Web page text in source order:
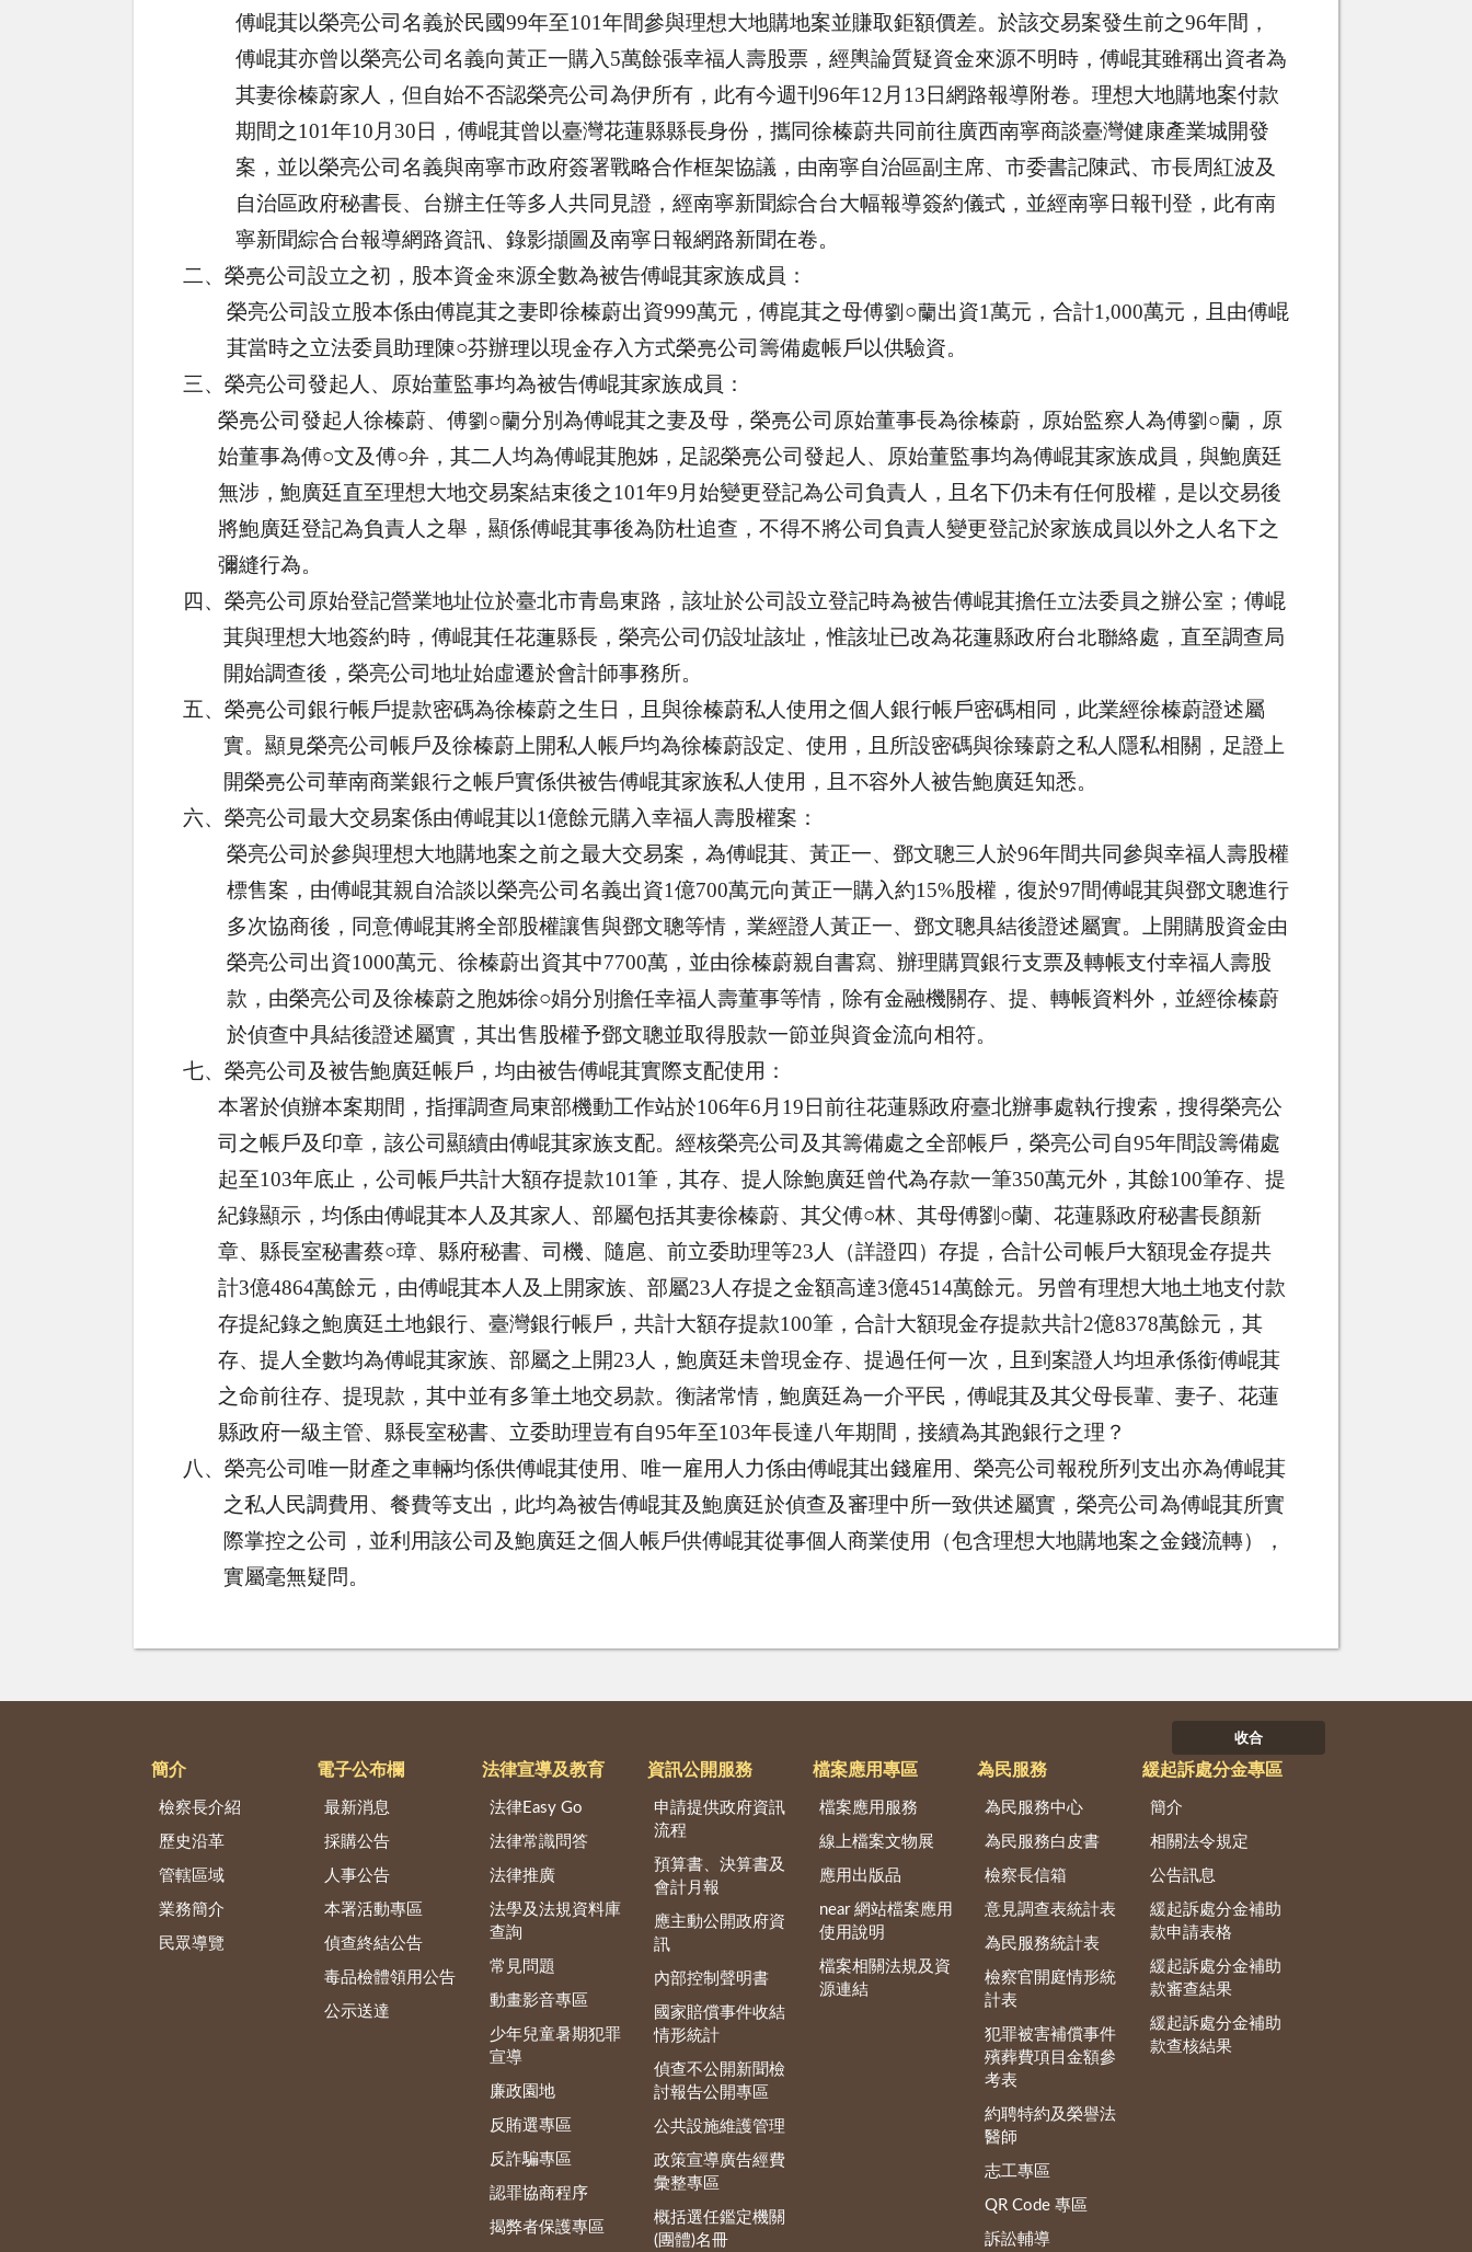
傅崐萁以榮亮公司名義於民國99年至101年間參與理想大地購地案並賺取鉅額價差。於該交易案發生前之96年間，
傅崐萁亦曾以榮亮公司名義向黃正一購入5萬餘張幸福人壽股票，經輿論質疑資金來源不明時，傅崐萁雖稱出資者為
其妻徐榛蔚家人，但自始不否認榮亮公司為伊所有，此有今週刊 96年12月 13 日網路報導附卷。理想大地購地案付款
期間之101年10月 30 日，傅崐萁曾以臺灣花蓮縣縣長身份，攜同徐榛蔚共同前往廣西南寧商談臺灣健康產業城開發
案，並以榮亮公司名義與南寧市政府簽署戰略合作框架協議，由南寧自治區副主席、市委書記陳武、市長周紅波及
自治區政府秘書長、台辦主任等多人共同見證，經南寧新聞綜合台大幅報導簽約儀式，並經南寧日報刊登，此有南
寧新聞綜合台報導網路資訊、錄影擷圖及南寧日報網路新聞在卷。
二、榮亮公司設立之初，股本資金來源全數為被告傅崐萁家族成員：
榮亮公司設立股本係由傅崑萁之妻即徐榛蔚出資999萬元，傅崑萁之母傅劉○蘭出資1萬元，合計1,000萬元，且由傅崐
萁當時之立法委員助理陳○芬辦理以現金存入方式榮亮公司籌備處帳戶以供驗資。
三、榮亮公司發起人、原始董監事均為被告傅崐萁家族成員：
榮亮公司發起人徐榛蔚、傅劉○蘭分別為傅崐萁之妻及母，榮亮公司原始董事長為徐榛蔚，原始監察人為傅劉○蘭，原
始董事為傅○文及傅○弁，其二人均為傅崐萁胞姊，足認榮亮公司發起人、原始董監事均為傅崐萁家族成員，與鮑廣廷
無涉，鮑廣廷直至理想大地交易案結束後之101年9月始變更登記為公司負責人，且名下仍未有任何股權，是以交易後
將鮑廣廷登記為負責人之舉，顯係傅崐萁事後為防杜追查，不得不將公司負責人變更登記於家族成員以外之人名下之
彌縫行為。
四、榮亮公司原始登記營業地址位於臺北市青島東路，該址於公司設立登記時為被告傅崐萁擔任立法委員之辦公室；傅崐
萁與理想大地簽約時，傅崐萁任花蓮縣長，榮亮公司仍設址該址，惟該址已改為花蓮縣政府台北聯絡處，直至調查局
開始調查後，榮亮公司地址始虛遷於會計師事務所。
五、榮亮公司銀行帳戶提款密碼為徐榛蔚之生日，且與徐榛蔚私人使用之個人銀行帳戶密碼相同，此業經徐榛蔚證述屬
實。顯見榮亮公司帳戶及徐榛蔚上開私人帳戶均為徐榛蔚設定、使用，且所設密碼與徐臻蔚之私人隱私相關，足證上
開榮亮公司華南商業銀行之帳戶實係供被告傅崐萁家族私人使用，且不容外人被告鮑廣廷知悉。
六、榮亮公司最大交易案係由傅崐萁以1億餘元購入幸福人壽股權案：
榮亮公司於參與理想大地購地案之前之最大交易案，為傅崐萁、黃正一、鄧文聰三人於96年間共同參與幸福人壽股權
標售案，由傅崐萁親自洽談以榮亮公司名義出資1億700萬元向黃正一購入約15%股權，復於97間傅崐萁與鄧文聰進行
多次協商後，同意傅崐萁將全部股權讓售與鄧文聰等情，業經證人黃正一、鄧文聰具結後證述屬實。上開購股資金由
榮亮公司出資1000萬元、徐榛蔚出資其中7700萬，並由徐榛蔚親自書寫、辦理購買銀行支票及轉帳支付幸福人壽股
款，由榮亮公司及徐榛蔚之胞姊徐○娟分別擔任幸福人壽董事等情，除有金融機關存、提、轉帳資料外，並經徐榛蔚
於偵查中具結後證述屬實，其出售股權予鄧文聰並取得股款一節並與資金流向相符。
七、榮亮公司及被告鮑廣廷帳戶，均由被告傅崐萁實際支配使用：
本署於偵辦本案期間，指揮調查局東部機動工作站於106年6月 19 日前往花蓮縣政府臺北辦事處執行搜索，搜得榮亮公
司之帳戶及印章，該公司顯續由傅崐萁家族支配。經核榮亮公司及其籌備處之全部帳戶，榮亮公司自95年間設籌備處
起至103年底止，公司帳戶共計大額存提款101筆，其存、提人除鮑廣廷曾代為存款一筆350萬元外，其餘100筆存、提
紀錄顯示，均係由傅崐萁本人及其家人、部屬包括其妻徐榛蔚、其父傅○林、其母傅劉○蘭、花蓮縣政府秘書長顏新
章、縣長室秘書蔡○璋、縣府秘書、司機、隨扈、前立委助理等23人（詳證四）存提，合計公司帳戶大額現金存提共
計3億4864萬餘元，由傅崐萁本人及上開家族、部屬23人存提之金額高達3億4514萬餘元。另曾有理想大地土地支付款
存提紀錄之鮑廣廷土地銀行、臺灣銀行帳戶，共計大額存提款100筆，合計大額現金存提款共計2億8378萬餘元，其
存、提人全數均為傅崐萁家族、部屬之上開23人，鮑廣廷未曾現金存、提過任何一次，且到案證人均坦承係銜傅崐萁
之命前往存、提現款，其中並有多筆土地交易款。衡諸常情，鮑廣廷為一介平民，傅崐萁及其父母長輩、妻子、花蓮
縣政府一級主管、縣長室秘書、立委助理豈有自95年至103年長達八年期間，接續為其跑銀行之理？
八、榮亮公司唯一財產之車輛均係供傅崐萁使用、唯一雇用人力係由傅崐萁出錢雇用、榮亮公司報稅所列支出亦為傅崐萁
之私人民調費用、餐費等支出，此均為被告傅崐萁及鮑廣廷於偵查及審理中所一致供述屬實，榮亮公司為傅崐萁所實
際掌控之公司，並利用該公司及鮑廣廷之個人帳戶供傅崐萁從事個人商業使用（包含理想大地購地案之金錢流轉），
實屬毫無疑問。
收合
簡介
檢察長介紹
歷史沿革
管轄區域
業務簡介
民眾導覽
電子公布欄
最新消息
採購公告
人事公告
本署活動專區
偵查終結公告
毒品檢體領用公告
公示送達
法律宣導及教育
法律Easy Go
法律常識問答
法律推廣
法學及法規資料庫
查詢
常見問題
動畫影音專區
少年兒童暑期犯罪
宣導
廉政園地
反賄選專區
反詐騙專區
認罪協商程序
揭弊者保護專區
資訊公開服務
申請提供政府資訊
流程
預算書、決算書及
會計月報
應主動公開政府資
訊
內部控制聲明書
國家賠償事件收結
情形統計
偵查不公開新聞檢
討報告公開專區
公共設施維護管理
政策宣導廣告經費
彙整專區
概括選任鑑定機關
(團體)名冊
檔案應用專區
檔案應用服務
線上檔案文物展
應用出版品
near 網站檔案應用
使用說明
檔案相關法規及資
源連結
為民服務
為民服務中心
為民服務白皮書
檢察長信箱
意見調查表統計表
為民服務統計表
檢察官開庭情形統
計表
犯罪被害補償事件
殯葬費項目金額參
考表
約聘特約及榮譽法
醫師
志工專區
QR Code 專區
訴訟輔導
緩起訴處分金專區
簡介
相關法令規定
公告訊息
緩起訴處分金補助
款申請表格
緩起訴處分金補助
款審查結果
緩起訴處分金補助
款查核結果